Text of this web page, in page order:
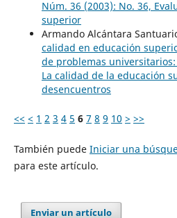
Núm. 36 (2003): No. 36,
superior
Armando Alcántara
calidad en educación
de problemas
La calidad de la educación
desencuentros
<< < 1 2 3 4 5 6 7 8 9 10 > >>
También puede Iniciar una
para este artículo.
Enviar un artículo